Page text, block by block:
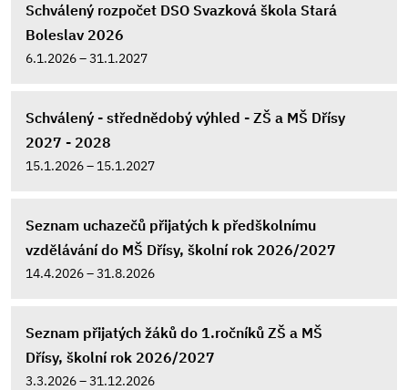
Schválený rozpočet DSO Svazková škola Stará
Boleslav 2026
6.1.2026 – 31.1.2027
Schválený - střednědobý výhled - ZŠ a MŠ Dřísy
2027 - 2028
15.1.2026 – 15.1.2027
Seznam uchazečů přijatých k předškolnímu
vzdělávání do MŠ Dřísy, školní rok 2026/2027
14.4.2026 – 31.8.2026
Seznam přijatých žáků do 1.ročníků ZŠ a MŠ
Dřísy, školní rok 2026/2027
3.3.2026 – 31.12.2026